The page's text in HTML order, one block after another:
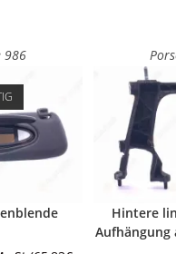
986
Hintere
Aufhängung